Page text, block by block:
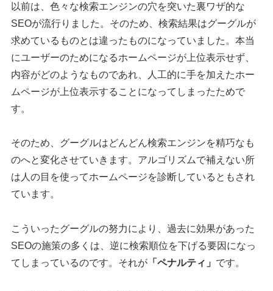
以前は、色々な検索エンジンの穴を突いた裏ワザ的な
SEOが流行りました。そのため、検索結果はグーグルが
求めているものとは違ったものになっていました。本当
にユーザーのためになるホームページが上位表示せず、
内容がどのようなものであれ、人工的に手を加えたホー
ムページが上位表示することになってしまったためで
す。
そのため、グーグルはどんどん検索エンジンを精巧なも
のへと変化させていきます。アルゴリズムで補えない所
は人の目を使ってホームページを診断しているともされ
ています。
こういったグーグルの努力により、過去に効果があった
SEOの施策の多くは、逆に検索順位を下げる要因になっ
てしまっているのです。それが 「ペナルティ」 です。